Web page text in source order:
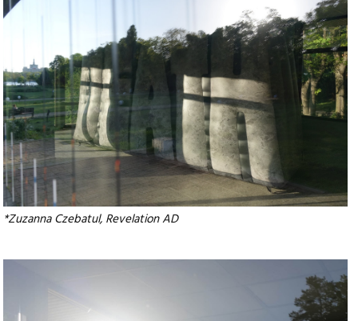
*Zuzanna Czebatul, Revelation AD